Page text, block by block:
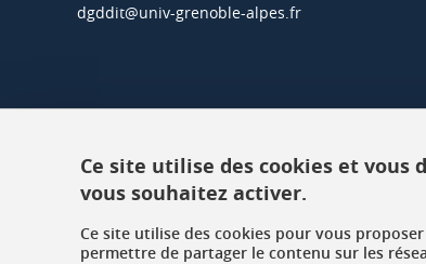
dgddit@univ-grenoble-alpes.fr
Ce site utilise des cookies et vous
vous souhaitez activer.
Ce site utilise des cookies pour vous
permettre de partager le contenu sur les